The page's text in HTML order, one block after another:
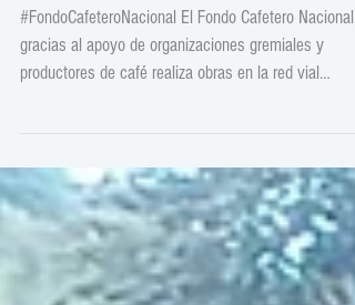
municipio de Marcala, buenas Está
La Paz
productores de café realiza obras en la red vial
cafetalera de Marcala, La Paz beneficiando a
productores y habitantes del municipio. 📍 Zonas
Cafetaleras 💰Inversión total: L. 847,400.00 🚜 KM
Atendidos: 26.5 KM